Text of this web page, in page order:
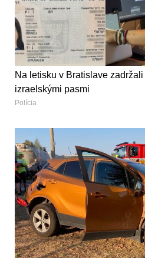
Na letisku v Bratislave
izraelskými pasmi
Polícia